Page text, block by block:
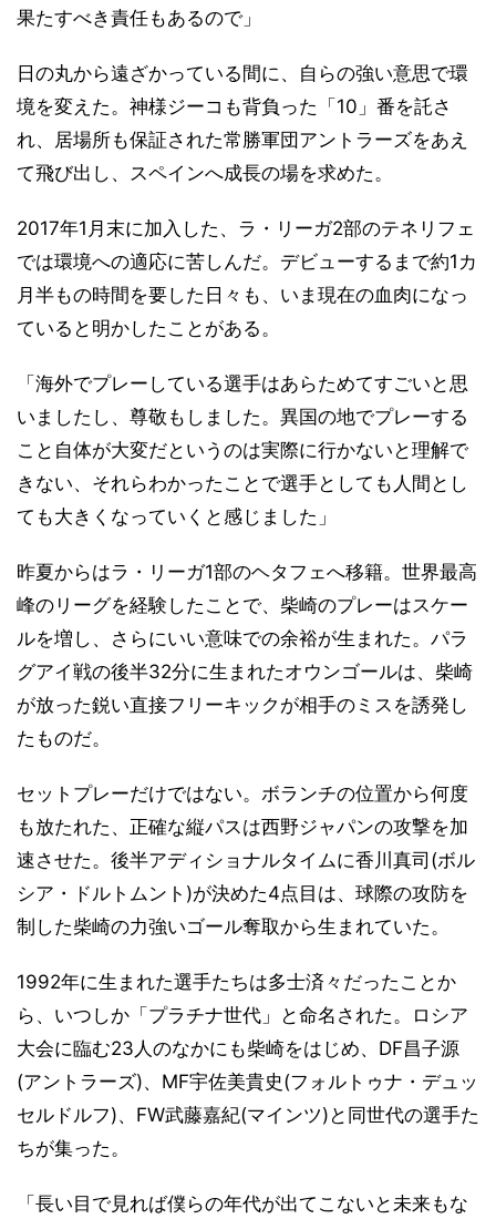
果たすべき責任もあるので」
日の丸から遠ざかっている間に、自らの強い意思で環
境を変えた。神様ジーコも背負った「10」番を託さ
れ、居場所も保証された常勝軍団アントラーズをあえ
て飛び出し、スペインへ成長の場を求めた。
2017年1月末に加入した、ラ・リーガ2部のテネリフェ
では環境への適応に苦しんだ。デビューするまで約1カ
月半もの時間を要した日々も、いま現在の血肉になっ
ていると明かしたことがある。
「海外でプレーしている選手はあらためてすごいと思
いましたし、尊敬もしました。異国の地でプレーする
こと自体が大変だというのは実際に行かないと理解で
きない、それらわかったことで選手としても人間とし
ても大きくなっていくと感じました」
昨夏からはラ・リーガ1部のヘタフェへ移籍。世界最高
峰のリーグを経験したことで、柴崎のプレーはスケー
ルを増し、さらにいい意味での余裕が生まれた。パラ
グアイ戦の後半32分に生まれたオウンゴールは、柴崎
が放った鋭い直接フリーキックが相手のミスを誘発し
たものだ。
セットプレーだけではない。ボランチの位置から何度
も放たれた、正確な縦パスは西野ジャパンの攻撃を加
速させた。後半アディショナルタイムに香川真司(ボル
シア・ドルトムント)が決めた4点目は、球際の攻防を
制した柴崎の力強いゴール奪取から生まれていた。
1992年に生まれた選手たちは多士済々だったことか
ら、いつしか「プラチナ世代」と命名された。ロシア
大会に臨む23人のなかにも柴崎をはじめ、DF昌子源
(アントラーズ)、MF宇佐美貴史(フォルトゥナ・デュッ
セルドルフ)、FW武藤嘉紀(マインツ)と同世代の選手た
ちが集った。
「長い目で見れば僕らの年代が出てこないと未来もな